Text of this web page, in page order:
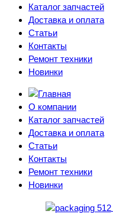
Каталог запчастей
Доставка и оплата
Статьи
Контакты
Ремонт техники
Новинки
О компании
Каталог запчастей
Доставка и оплата
Статьи
Контакты
Ремонт техники
Новинки